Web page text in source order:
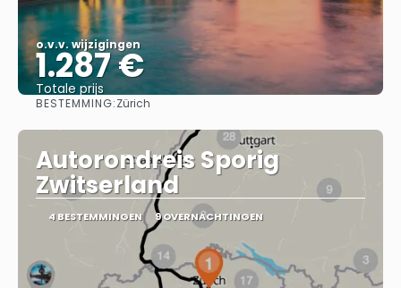
o.v.v. wijzigingen
1.287 €
Totale prijs
BESTEMMING:Zürich
Autorondreis Sporig
Zwitserland
4 BESTEMMINGEN 9 OVERNACHTINGEN